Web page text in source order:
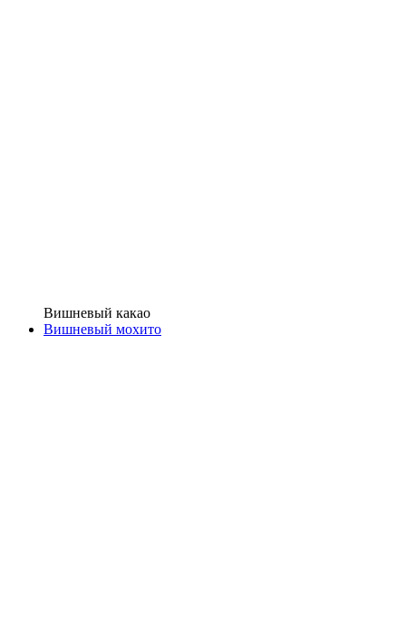
Вишневый какао
Вишневый мохито